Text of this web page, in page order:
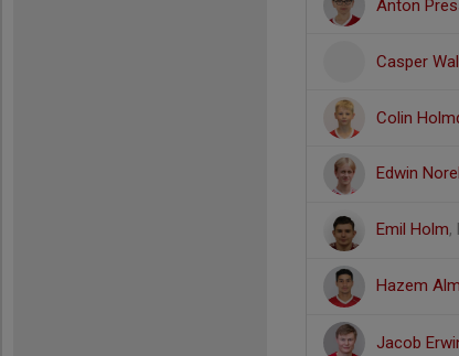
Anton
Casper
Colin
Edwin
Emil Holm,
Hazem
Jacob